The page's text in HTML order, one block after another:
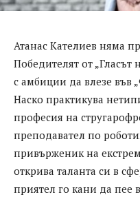
Атанас Кателиев няма
Победителят от „Гласът
с амбиции да влезе във
Наско практикува
професия на
преподавател по
привърженик на
открива таланта си в
приятел го кани да пее